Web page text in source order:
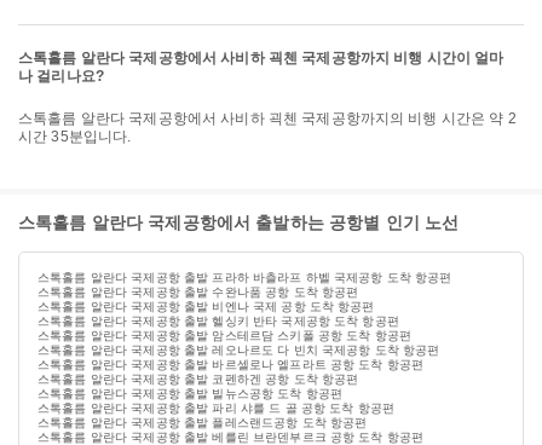
스톡홀름 알란다 국제공항에서 사비하 괵첸 국제공항까지 비행 시간이 얼마
나 걸리나요?
스톡홀름 알란다 국제공항에서 사비하 괵첸 국제공항까지의 비행 시간은 약 2
시간 35분입니다.
스톡홀름 알란다 국제공항에서 출발하는 공항별 인기 노선
스톡홀름 알란다 국제공항 출발 프라하 바츨라프 하벨 국제공항 도착 항공편
스톡홀름 알란다 국제공항 출발 수완나품 공항 도착 항공편
스톡홀름 알란다 국제공항 출발 비엔나 국제 공항 도착 항공편
스톡홀름 알란다 국제공항 출발 헬싱키 반타 국제공항 도착 항공편
스톡홀름 알란다 국제공항 출발 암스테르담 스키폴 공항 도착 항공편
스톡홀름 알란다 국제공항 출발 레오나르도 다 빈치 국제공항 도착 항공편
스톡홀름 알란다 국제공항 출발 바르셀로나 엘프라트 공항 도착 항공편
스톡홀름 알란다 국제공항 출발 코펜하겐 공항 도착 항공편
스톡홀름 알란다 국제공항 출발 빌뉴스공항 도착 항공편
스톡홀름 알란다 국제공항 출발 파리 샤를 드 골 공항 도착 항공편
스톡홀름 알란다 국제공항 출발 플레스랜드공항 도착 항공편
스톡홀름 알란다 국제공항 출발 베를린 브란덴부르크 공항 도착 항공편